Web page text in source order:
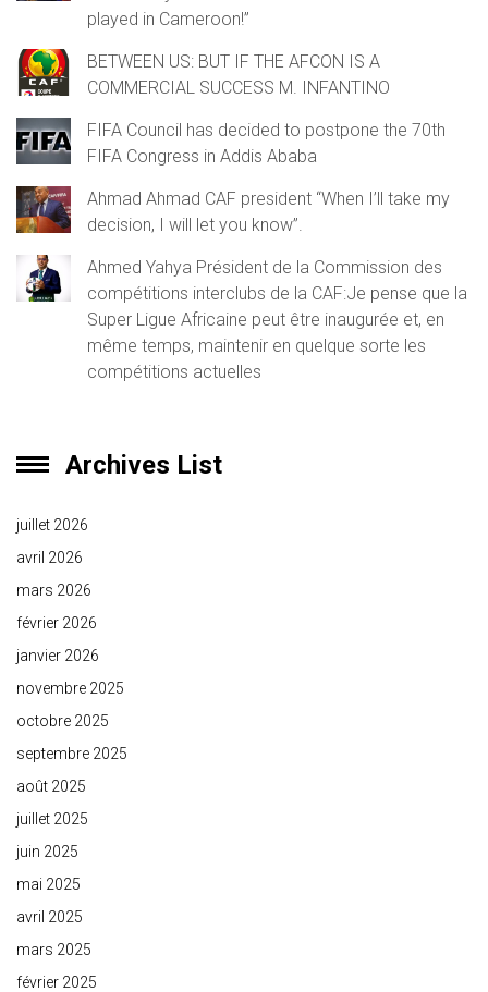
played in Cameroon!”
BETWEEN US: BUT IF THE AFCON IS A
COMMERCIAL SUCCESS M. INFANTINO
FIFA Council has decided to postpone the 70th
FIFA Congress in Addis Ababa
Ahmad Ahmad CAF president “When I’ll take my
decision, I will let you know”.
Ahmed Yahya Président de la Commission des
compétitions interclubs de la CAF:Je pense que la
Super Ligue Africaine peut être inaugurée et, en
même temps, maintenir en quelque sorte les
compétitions actuelles
Archives List
juillet 2026
avril 2026
mars 2026
février 2026
janvier 2026
novembre 2025
octobre 2025
septembre 2025
août 2025
juillet 2025
juin 2025
mai 2025
avril 2025
mars 2025
février 2025